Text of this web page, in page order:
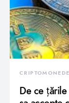
CRIPTOMONEDE
De ce